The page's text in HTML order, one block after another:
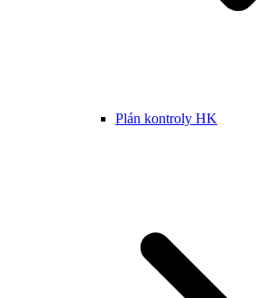
Plán kontroly HK